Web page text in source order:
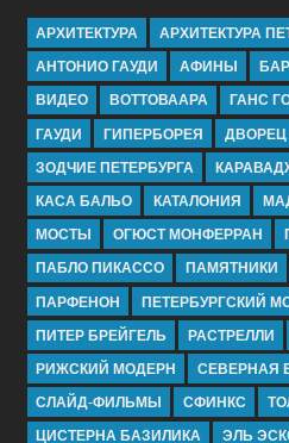
АРХИТЕКТУРА
АРХИТЕКТУРА
АНТОНИО ГАУДИ
АФИНЫ
ВИДЕО
ВОТТОВААРА
ГАНС
ГАУДИ
ГИПЕРБОРЕЯ ДВОРЕЦ
ЗОДЧИЕ ПЕТЕРБУРГА
КАСА БАЛЬО
КАТАЛОНИЯ
МОСТЫ
ОГЮСТ МОНФЕРРАН
ПАБЛО ПИКАССО
ПАМЯТНИКИ
ПАРФЕНОН
ПЕТЕРБУРГСКИЙ
ПИТЕР БРЕЙГЕЛЬ
РАСТРЕЛЛИ
РИЖСКИЙ МОДЕРН
СЕВЕРНАЯ
СЛАЙД-ФИЛЬМЫ
СФИНКС
ЦИСТЕРНА БАЗИЛИКА
ЭЛЬ